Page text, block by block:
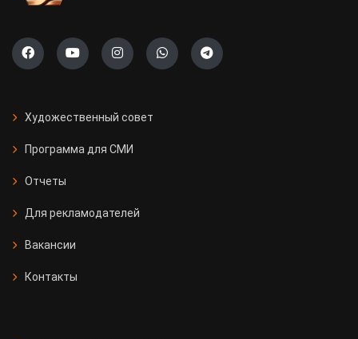
Художественный совет
Программа для СМИ
Отчеты
Для рекламодателей
Вакансии
Контакты